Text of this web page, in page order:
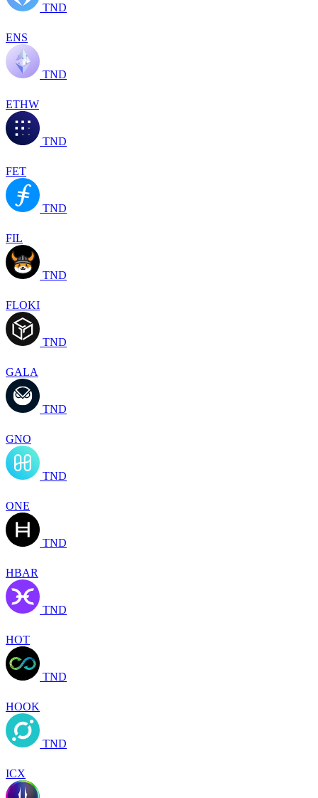
TND
ENS
TND
ETHW
TND
FET
TND
FIL
TND
FLOKI
TND
GALA
TND
GNO
TND
ONE
TND
HBAR
TND
HOT
TND
HOOK
TND
ICX